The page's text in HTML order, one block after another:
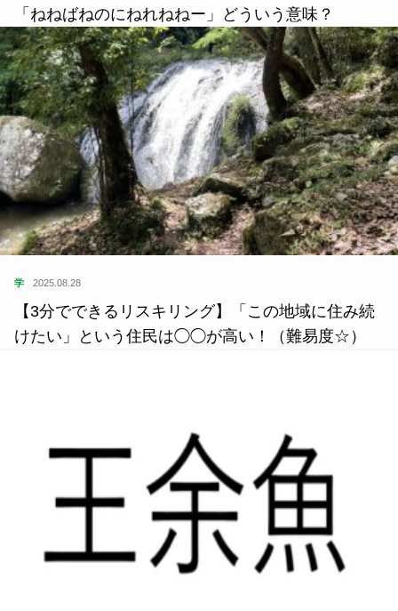
「ねねばねのにねれねねー」どういう意味？
学 2025.08.28
【3分でできるリスキリング】「この地域に住み続
けたい」という住民は◯◯が高い！（難易度☆）